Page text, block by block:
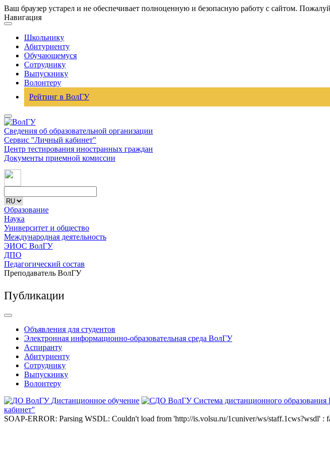
Ваш браузер устарел и не обеспечивает полноценную и безопасную работу с сайтом.
Навигация
Школьнику
Абитуриенту
Обучающемуся
Сотруднику
Выпускнику
Волонтеру
Рейтинг в ВолГУ
Сведения об образовательной организации
Сервис "Личный кабинет"
Центр тестирования иностранных граждан
Документы приемной комиссии
Образование
Наука
Университет и общество
Международная деятельность
ЭИОС ВолГУ
ДПО
Педагогический состав
Преподаватель ВолГУ
Публикации
Объявления для студентов
Электронная информационно-образовательная среда ВолГУ
Аспиранту
Абитуриенту
Сотруднику
Выпускнику
Волонтеру
Дистанционное обучение
Система дистанционного
кабинет"
SOAP-ERROR: Parsing WSDL: Couldn't load from 'http://is.volsu.ru/1cuniver/ws/staff.1cws?wsdl'